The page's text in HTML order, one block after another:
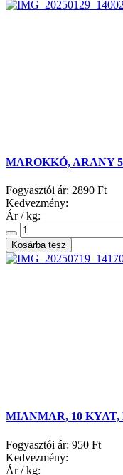
MAROKKÓ, ARANY
Fogyasztói ár: 2890 Ft
Kedvezmény:
Ár / kg:
MIANMAR, 10
Fogyasztói ár: 950 Ft
Kedvezmény:
Ár / kg: